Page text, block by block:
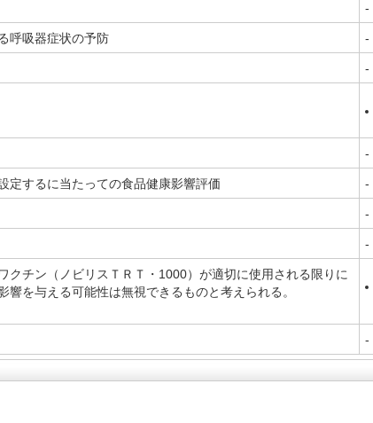
-
呼吸器症状の予防 -
-
-
定するに当たっての食品健康影響評価 -
-
-
クチン（ノビリスＴＲＴ・1000）が適切に使用される限りに
響を与える可能性は無視できるものと考えられる。
-